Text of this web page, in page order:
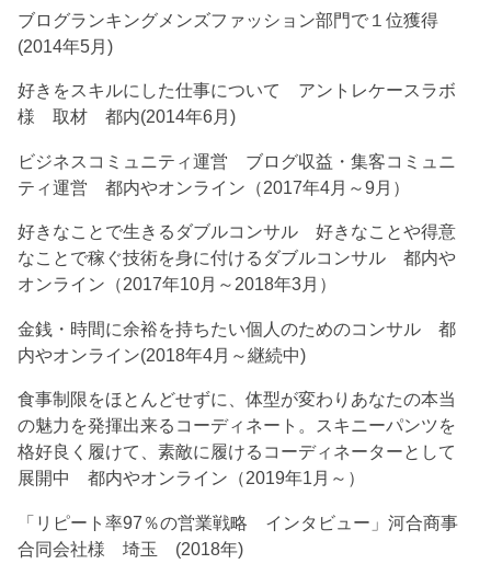
ブログランキングメンズファッション部門で１位獲得
(2014年5月)
好きをスキルにした仕事について アントレケースラボ
様 取材 都内(2014年6月)
ビジネスコミュニティ運営 ブログ収益・集客コミュニ
ティ運営 都内やオンライン（2017年4月～9月）
好きなことで生きるダブルコンサル 好きなことや得意
なことで稼ぐ技術を身に付けるダブルコンサル 都内や
オンライン（2017年10月～2018年3月）
金銭・時間に余裕を持ちたい個人のためのコンサル 都
内やオンライン(2018年4月～継続中)
食事制限をほとんどせずに、体型が変わりあなたの本当
の魅力を発揮出来るコーディネート。スキニーパンツを
格好良く履けて、素敵に履けるコーディネーターとして
展開中 都内やオンライン（2019年1月～）
「リピート率97％の営業戦略 インタビュー」河合商事
合同会社様 埼玉 (2018年)